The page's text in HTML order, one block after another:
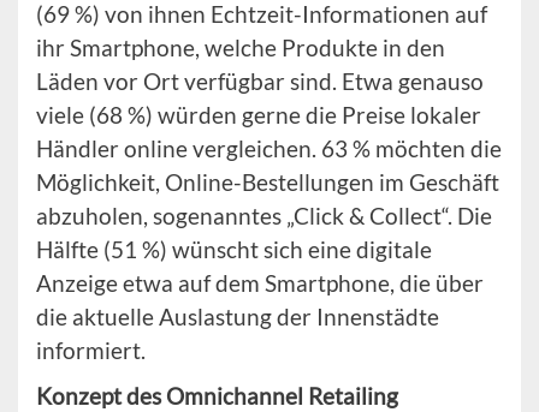
(69 %) von ihnen Echtzeit-Informationen auf
ihr Smartphone, welche Produkte in den
Läden vor Ort verfügbar sind. Etwa genauso
viele (68 %) würden gerne die Preise lokaler
Händler online vergleichen. 63 % möchten die
Möglichkeit, Online-Bestellungen im Geschäft
abzuholen, sogenanntes „Click & Collect“. Die
Hälfte (51 %) wünscht sich eine digitale
Anzeige etwa auf dem Smartphone, die über
die aktuelle Auslastung der Innenstädte
informiert.
Konzept des Omnichannel Retailing